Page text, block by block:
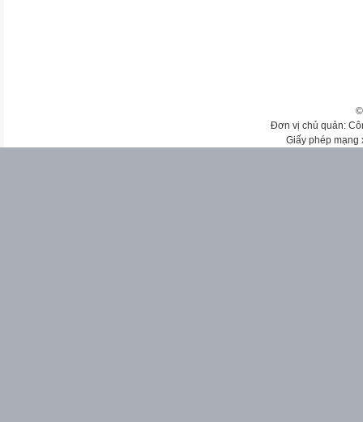
Đơn vị chủ quản:
Giấy phép mạng